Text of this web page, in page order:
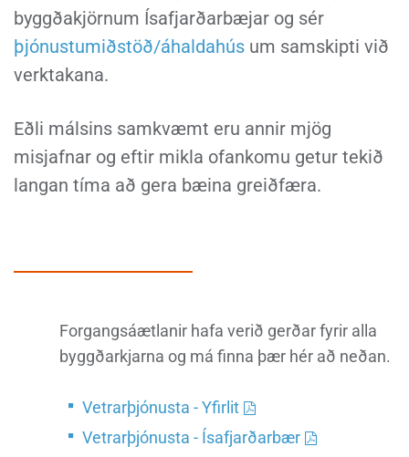
byggðakjörnum Ísafjarðarbæjar og sér
þjónustumiðstöð/áhaldahús um samskipti við
verktakana.
Eðli málsins samkvæmt eru annir mjög
misjafnar og eftir mikla ofankomu getur tekið
langan tíma að gera bæina greiðfæra.
Forgangsáætlanir hafa verið gerðar fyrir alla
byggðarkjarna og má finna þær hér að neðan.
Vetrarþjónusta - Yfirlit
Vetrarþjónusta - Ísafjarðarbær